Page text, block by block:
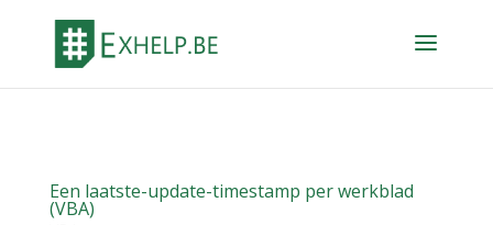
Een laatste-update-timestamp per werkblad
(VBA)